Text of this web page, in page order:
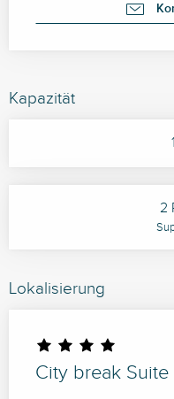
Kapazität
2
Lokalisierung
City break